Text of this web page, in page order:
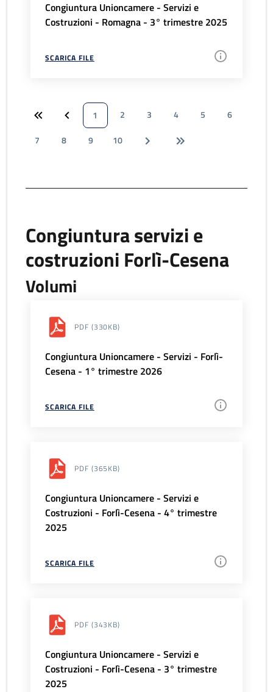
Congiuntura Unioncamere - Servizi e
Costruzioni - Romagna - 3° trimestre 2025
SCARICA FILE
1 2 3 4 5
6
7
8 9 10
Congiuntura servizi e
costruzioni Forlì-Cesena
Volumi
PDF (330KB)
Congiuntura Unioncamere - Servizi - Forlì-
Cesena - 1° trimestre 2026
SCARICA FILE
PDF (365KB)
Congiuntura Unioncamere - Servizi e
Costruzioni - Forlì-Cesena - 4° trimestre
2025
SCARICA FILE
PDF (343KB)
Congiuntura Unioncamere - Servizi e
Costruzioni - Forlì-Cesena - 3° trimestre
2025